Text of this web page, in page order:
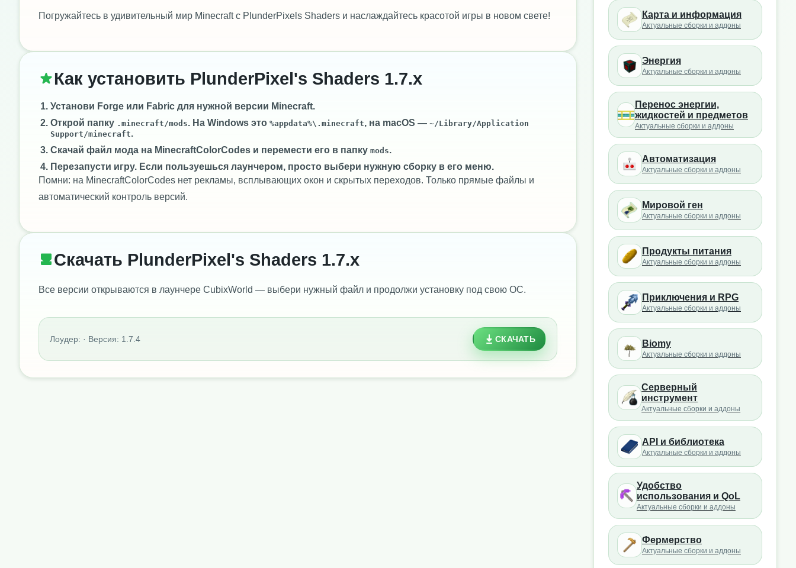
Погружайтесь в удивительный мир Minecraft с PlunderPixels Shaders и наслаждайтесь красотой игры в новом свете!
Как установить PlunderPixel's Shaders 1.7.x
Установи Forge или Fabric для нужной версии Minecraft.
Открой папку .minecraft/mods. На Windows это %appdata%\.minecraft, на macOS — ~/Library/Application
Support/minecraft.
Скачай файл мода на MinecraftColorCodes и перемести его в папку mods.
Перезапусти игру. Если пользуешься лаунчером, просто выбери нужную сборку в его меню.
Помни: на MinecraftColorCodes нет рекламы, всплывающих окон и скрытых переходов. Только прямые файлы и
автоматический контроль версий.
Скачать PlunderPixel's Shaders 1.7.x
Все версии открываются в лаунчере CubixWorld — выбери нужный файл и продолжи установку под свою ОС.
Лоудер: · Версия: 1.7.4 СКАЧАТЬ
Карта и информация
Актуальные сборки и аддоны
Энергия
Актуальные сборки и аддоны
Перенос энергии,
жидкостей и предметов
Актуальные сборки и аддоны
Автоматизация
Актуальные сборки и аддоны
Мировой ген
Актуальные сборки и аддоны
Продукты питания
Актуальные сборки и аддоны
Приключения и RPG
Актуальные сборки и аддоны
Biomy
Актуальные сборки и аддоны
Серверный
инструмент
Актуальные сборки и аддоны
API и библиотека
Актуальные сборки и аддоны
Удобство
использования и QoL
Актуальные сборки и аддоны
Фермерство
Актуальные сборки и аддоны